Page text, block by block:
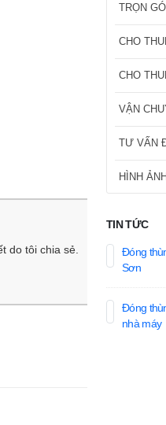
do tôi chia sẻ.
TRỌN
CHO
CHO
VẬN
TƯ VẤN
HÌNH
TIN TỨC
Đóng
Sơn
Đóng
nhà máy